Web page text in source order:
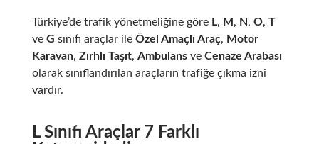
Türkiye’de trafik yönetmeliğine göre L, M , N, O, T
ve G sınıfı araçlar ile Özel Amaçlı Araç, Motor
Karavan, Zırhlı Taşıt, Ambulansve Cenaze Arabası
olarak sınıflandırılan araçların trafiğe çıkma izni
vardır.
L Sınıfı Araçlar 7 Farklı